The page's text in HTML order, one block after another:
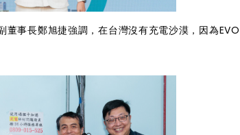
董事長鄭旭捷強調，在台灣沒有充電沙漠，因為